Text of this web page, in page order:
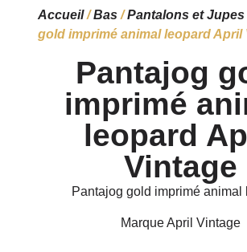
Accueil/Bas/Pantalons et Jupes
gold imprimé animal leopard April
Pantajog
imprimé
leopard
Vintage
Pantajog gold imprimé animal
Marque April Vintage